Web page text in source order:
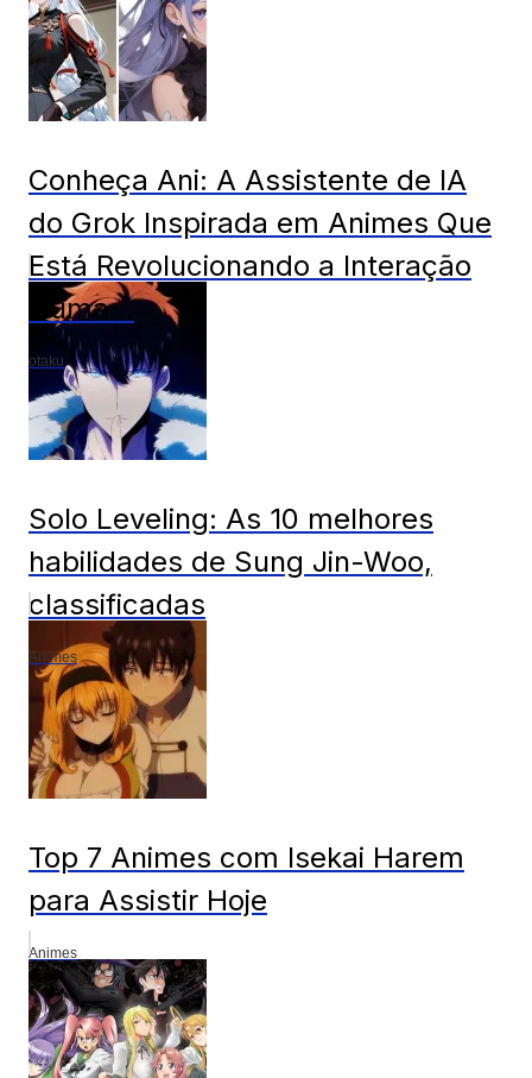
Conheça Ani: A Assistente de IA
do Grok Inspirada em Animes Que
Está Revolucionando a Interação
Huma...
otaku
Solo Leveling: As 10 melhores
habilidades de Sung Jin-Woo,
classificadas
Animes
Top 7 Animes com Isekai Harem
para Assistir Hoje
Animes